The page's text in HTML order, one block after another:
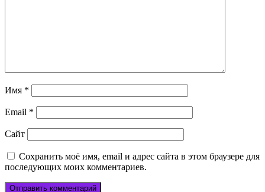
Имя *
Email *
Сайт
Сохранить моё имя, email и адрес сайта в этом браузере для
последующих моих комментариев.